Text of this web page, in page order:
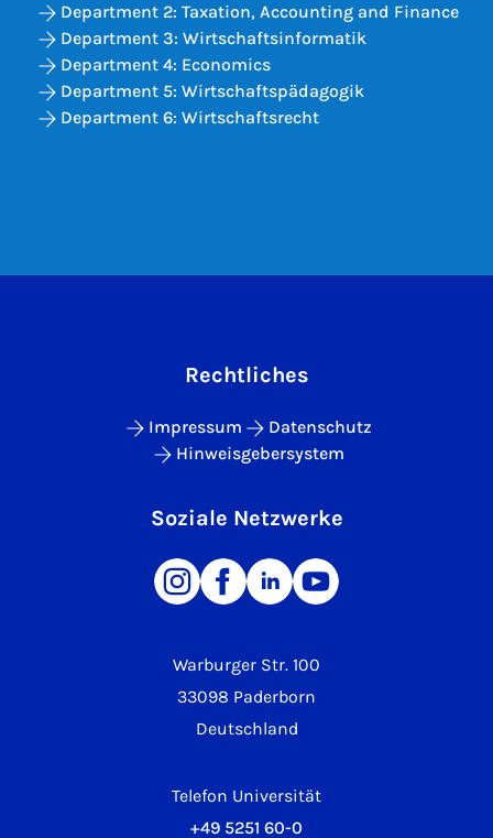
Department 2: Taxation, Accounting and Finance
Department 3: Wirtschaftsinformatik
Department 4: Economics
Department 5: Wirtschaftspädagogik
Department 6: Wirtschaftsrecht
Warburger Str. 100
33098 Paderborn
Deutschland
Telefon Universität
+49 5251 60-0
Rechtliches
Impressum
Datenschutz
Hinweisgebersystem
Soziale Netzwerke